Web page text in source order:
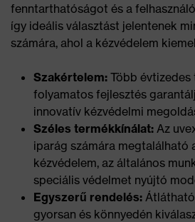
fenntarthatóságot és a
így ideális választást jelentenek
számára, ahol a kézvédelem
Szakértelem: Több
folyamatos fejlesztés
innovatív kézvédelmi
Széles termékkínálat: Az
iparág számára megtalálható
kézvédelem, az általános
speciális védelmet nyújtó
Egyszerű rendelés:
gyorsan és könnyedén